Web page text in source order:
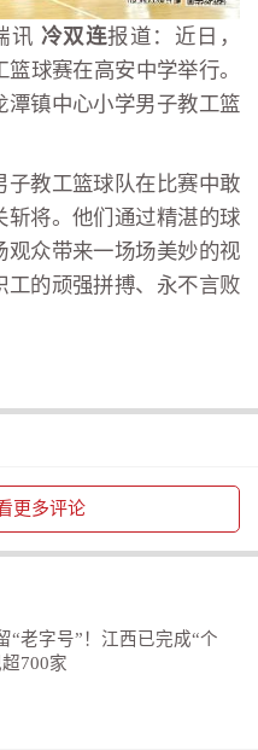
讯 冷双连报道：近日，
球赛在高安中学举行。
镇中心小学男子教工篮
教工篮球队在比赛中敢
将。他们通过精湛的球
众带来一场场美妙的视
工的顽强拼搏、永不言败
更多评论
“老字号”！江西已完成“个
700家